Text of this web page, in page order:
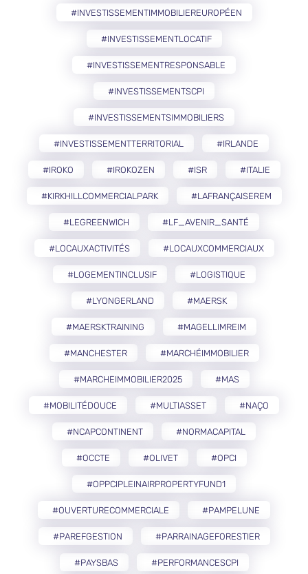
#INVESTISSEMENTIMMOBILIEREUROPÉEN
#INVESTISSEMENTLOCATIF
#INVESTISSEMENTRESPONSABLE
#INVESTISSEMENTSCPI
#INVESTISSEMENTSIMMOBILIERS
#INVESTISSEMENTTERRITORIAL #IRLANDE
#IROKO #IROKOZEN #ISR #ITALIE
#KIRKHILLCOMMERCIALPARK #LAFRANÇAISEREM
#LEGREENWICH #LF_AVENIR_SANTÉ
#LOCAUXACTIVITÉS #LOCAUXCOMMERCIAUX
#LOGEMENTINCLUSIF #LOGISTIQUE
#LYONGERLAND #MAERSK
#MAERSKTRAINING #MAGELLIMREIM
#MANCHESTER #MARCHÉIMMOBILIER
#MARCHEIMMOBILIER2025 #MAS
#MOBILITÉDOUCE #MULTIASSET #NAÇO
#NCAPCONTINENT #NORMACAPITAL
#OCCTE #OLIVET #OPCI
#OPPCIPLEINAIRPROPERTYFUND1
#OUVERTURECOMMERCIALE #PAMPELUNE
#PAREFGESTION #PARRAINAGEFORESTIER
#PAYSBAS #PERFORMANCESCPI